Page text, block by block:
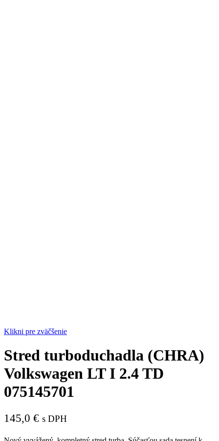
Klikni pre zväčšenie
Stred turboduchadla (CHRA)
Volkswagen LT I 2.4 TD
075145701
145,0 € s DPH